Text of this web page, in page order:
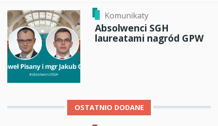
Komunikaty
Absolwenci SGH
laureatami nagród GPW
OSTATNIO DODANE